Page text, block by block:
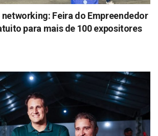
Feira do Empreendedor
para mais de 100 expositores